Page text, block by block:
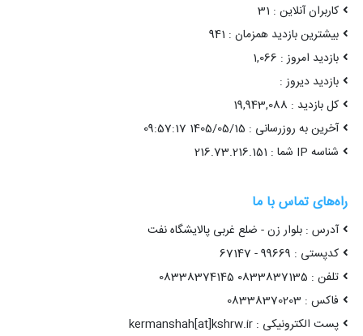
کاربران آنلاین : 31
بیشترین بازدید همزمان : 941
بازدید امروز : 1,066
بازدید دیروز :
کل بازدید : 19,943,088
آخرین به روزرسانی : 1405/05/15 09:57:17
شناسه IP شما : 216.73.216.151
راه‌های تماس با ما
آدرس : بلوار زن - ضلع غربی پالایشگاه نفت
کدپستی : 99669 - 67147
تلفن : 0833837135 08338374145
فاکس : 08338370203
پست الکترونیکی : kermanshah[at]kshrw.ir